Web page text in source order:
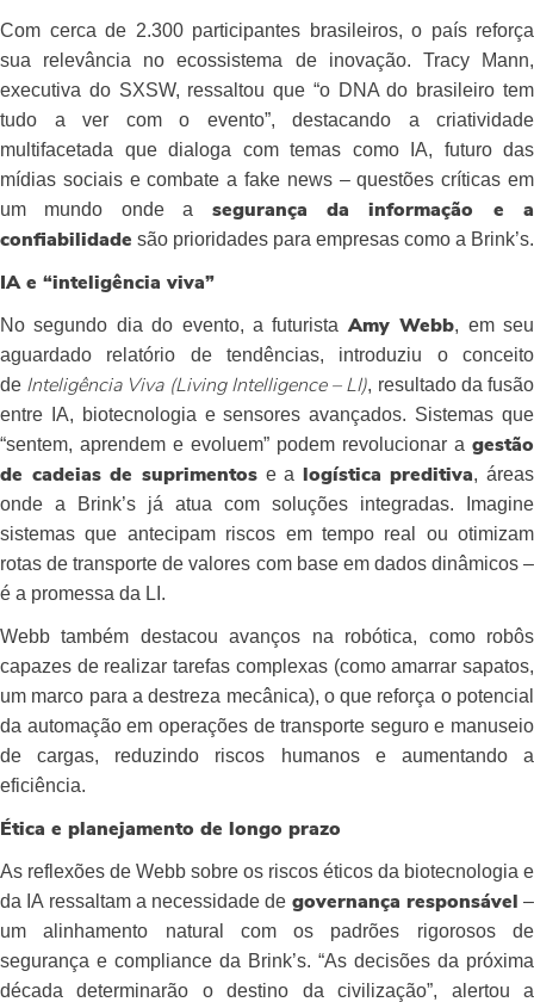
Com cerca de 2.300 participantes brasileiros, o país reforça
sua relevância no ecossistema de inovação. Tracy Mann,
executiva do SXSW, ressaltou que “o DNA do brasileiro tem
tudo a ver com o evento”, destacando a criatividade
multifacetada que dialoga com temas como IA, futuro das
mídias sociais e combate a fake news – questões críticas em
um mundo onde a segurança da informação e a
confiabilidade são prioridades para empresas como a Brink’s.
IA e “inteligência viva”
No segundo dia do evento, a futurista Amy Webb, em seu
aguardado relatório de tendências, introduziu o conceito
de Inteligência Viva (Living Intelligence – LI), resultado da fusão
entre IA, biotecnologia e sensores avançados. Sistemas que
“sentem, aprendem e evoluem” podem revolucionar a gestão
de cadeias de suprimentose a logística preditiva, áreas
onde a Brink’s já atua com soluções integradas. Imagine
sistemas que antecipam riscos em tempo real ou otimizam
rotas de transporte de valores com base em dados dinâmicos –
é a promessa da LI.
Webb também destacou avanços na robótica, como robôs
capazes de realizar tarefas complexas (como amarrar sapatos,
um marco para a destreza mecânica), o que reforça o potencial
da automação em operações de transporte seguro e manuseio
de cargas, reduzindo riscos humanos e aumentando a
eficiência.
Ética e planejamento de longo prazo
As reflexões de Webb sobre os riscos éticos da biotecnologia e
da IA ressaltam a necessidade de governança responsável
–
um alinhamento natural com os padrões rigorosos de
segurança e compliance da Brink’s. “As decisões da próxima
década determinarão o destino da civilização”, alertou a